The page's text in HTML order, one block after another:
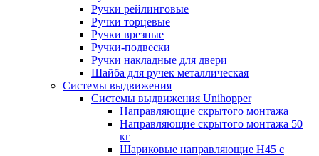
Ручки рейлинговые
Ручки торцевые
Ручки врезные
Ручки-подвески
Ручки накладные для двери
Шайба для ручек металлическая
Системы выдвижения
Системы выдвижения Unihopper
Направляющие скрытого монтажа
Направляющие скрытого монтажа 50
кг
Шариковые направляющие H45 с